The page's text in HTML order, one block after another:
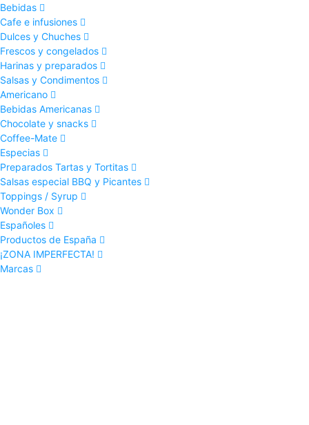
Bebidas
Cafe e infusiones
Dulces y Chuches
Frescos y congelados
Harinas y preparados
Salsas y Condimentos
Americano
Bebidas Americanas
Chocolate y snacks
Coffee-Mate
Especias
Preparados Tartas y Tortitas
Salsas especial BBQ y Picantes
Toppings / Syrup
Wonder Box
Españoles
Productos de España
¡ZONA IMPERFECTA!
Marcas